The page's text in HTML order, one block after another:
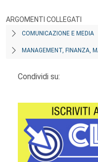
ARGOMENTI COLLEGATI
COMUNICAZIONE E MEDIA
MANAGEMENT, FINANZA,
Condividi su: